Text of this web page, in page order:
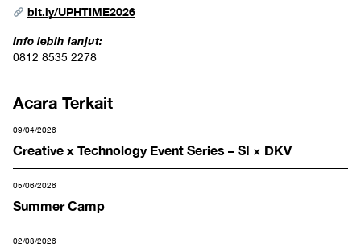
bit.ly/UPHTIME2026
Info lebih lanjut:
0812 8535 2278
Acara Terkait
09/04/2026
Creative x Technology Event Series – SI × DKV
05/06/2026
Summer Camp
02/03/2026